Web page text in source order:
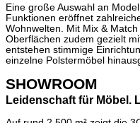
Eine große Auswahl an
Funktionen eröffnet
Wohnwelten. Mit Mix &
Oberflächen zudem gezielt
entstehen stimmige
einzelne Polstermöbel
SHOWROOM
Leidenschaft für Möbel.